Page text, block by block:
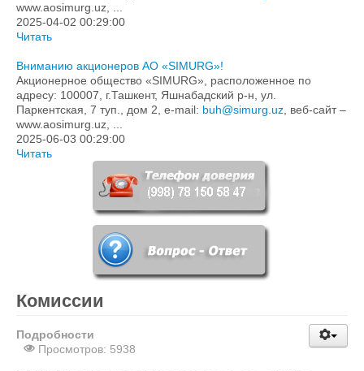
www.aosimurg.uz, ...
2025-04-02 00:29:00
Читать
Вниманию акционеров АО «SIMURG»!
Акционерное общество «SIMURG», расположенное по
адресу: 100007, г.Ташкент, Яшнабадский р-н, ул.
Паркентская, 7 туп., дом 2, e-mail: buh@simurg.uz , веб-сайт –
www.aosimurg.uz, ...
2025-06-03 00:29:00
Читать
Комиссии
Подробности
Просмотров: 5938